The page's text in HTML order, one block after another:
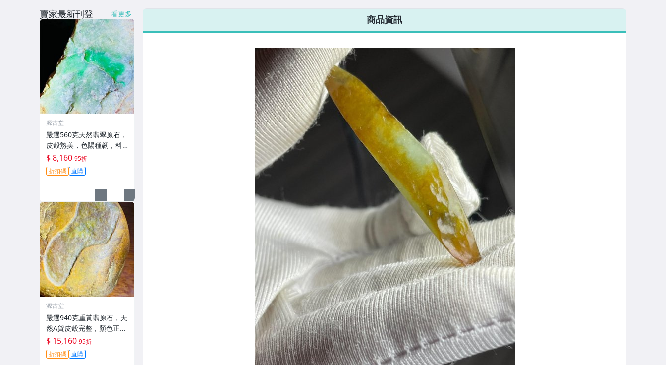
商品資訊
賣家最新刊登 看更多
源古堂
嚴選560克天然翡翠原石，
皮殼熟美，色陽種韌，料
子完整，打燈更顯珍稀，
空間寬闊適合打造手鐲或
掛件，絕佳收藏選擇。 翡
$ 8,160 95折
折扣碼 直購
源古堂
嚴選940克重黃翡原石，天
然A貨皮殼完整，顏色正種
老肉細，料子乾淨無裂，
適合製作手鐲或掛件，收
藏佳。黃翡 翡翠 原石
$ 15,160 95折
折扣碼 直購